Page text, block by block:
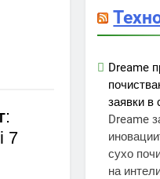
7
Dreame
заявки в
Dreame
сухо
на